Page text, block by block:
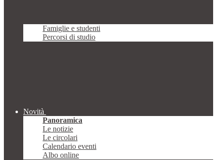
Famiglie e studenti
Percorsi di studio
Novità
Panoramica
Le notizie
Le circolari
Calendario eventi
Albo online